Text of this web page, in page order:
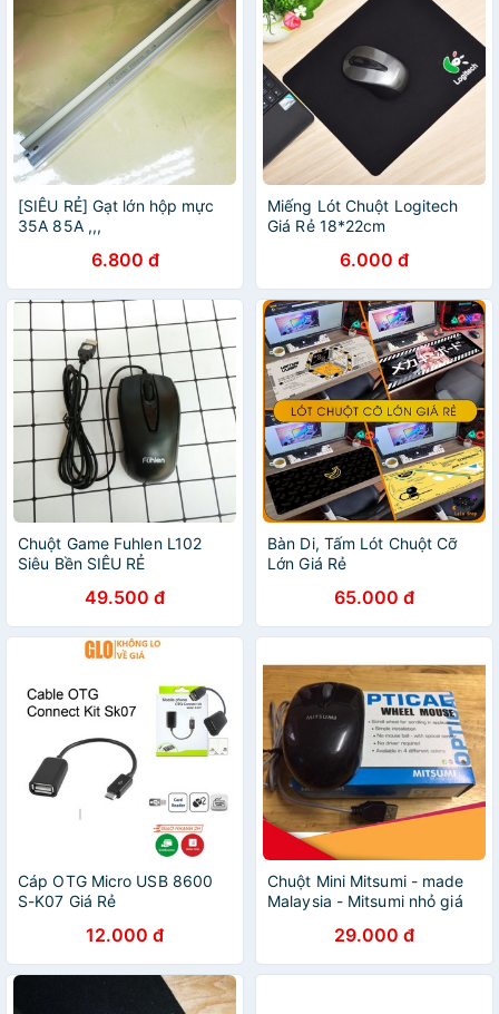
[SIÊU RẺ] Gạt lớn hộp mực
35A 85A ,,,
6.800 đ
Miếng Lót Chuột Logitech
Giá Rẻ 18*22cm
6.000 đ
Chuột Game Fuhlen L102
Siêu Bền SIÊU RẺ
49.500 đ
Bàn Di, Tấm Lót Chuột Cỡ
Lớn Giá Rẻ
65.000 đ
Cáp OTG Micro USB 8600
S-K07 Giá Rẻ
12.000 đ
Chuột Mini Mitsumi - made
Malaysia - Mitsumi nhỏ giá
29.000 đ